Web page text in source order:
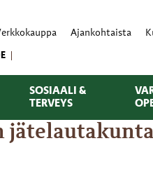
Ajankohtaista
SOSIAALI &
TERVEYS